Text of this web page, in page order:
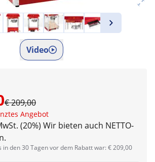
Video
€ 209,00
Angebot
(20%) Wir bieten auch NETTO-
in den 30 Tagen vor dem Rabatt war: € 209,00